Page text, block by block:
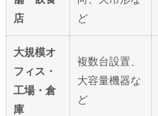
店
ど
大規模オ
フィス・
工場・倉
庫
複数台設置、
大容量機器な
ど